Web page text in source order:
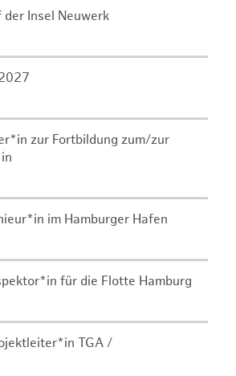
Insel Neuwerk
zur Fortbildung zum/zur
im Hamburger Hafen
für die Flotte Hamburg
TGA /